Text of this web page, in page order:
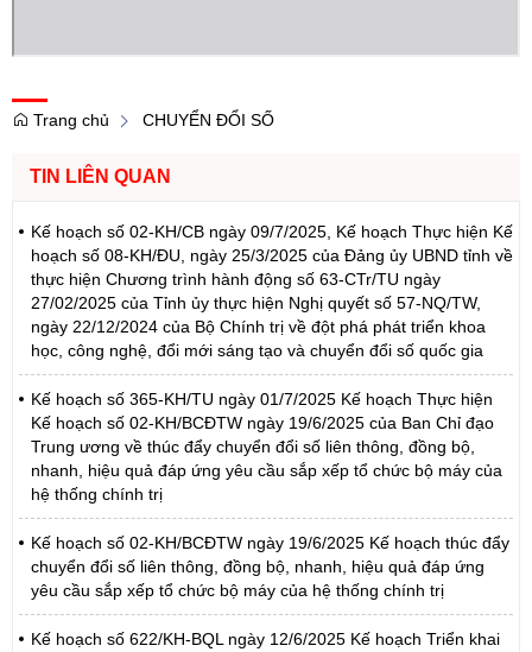
Trang chủ CHUYỂN ĐỔI SỐ
TIN LIÊN QUAN
Kế hoạch số 02-KH/CB ngày 09/7/2025, Kế hoạch Thực hiện Kế
hoạch số 08-KH/ĐU, ngày 25/3/2025 của Đảng ủy UBND tỉnh về
thực hiện Chương trình hành động số 63-CTr/TU ngày
27/02/2025 của Tỉnh ủy thực hiện Nghị quyết số 57-NQ/TW,
ngày 22/12/2024 của Bộ Chính trị về đột phá phát triển khoa
học, công nghệ, đổi mới sáng tạo và chuyển đổi số quốc gia
Kế hoạch số 365-KH/TU ngày 01/7/2025 Kế hoạch Thực hiện
Kế hoạch số 02-KH/BCĐTW ngày 19/6/2025 của Ban Chỉ đạo
Trung ương về thúc đẩy chuyển đổi số liên thông, đồng bộ,
nhanh, hiệu quả đáp ứng yêu cầu sắp xếp tổ chức bộ máy của
hệ thống chính trị
Kế hoạch số 02-KH/BCĐTW ngày 19/6/2025 Kế hoạch thúc đẩy
chuyển đổi số liên thông, đồng bộ, nhanh, hiệu quả đáp ứng
yêu cầu sắp xếp tổ chức bộ máy của hệ thống chính trị
Kế hoạch số 622/KH-BQL ngày 12/6/2025 Kế hoạch Triển khai